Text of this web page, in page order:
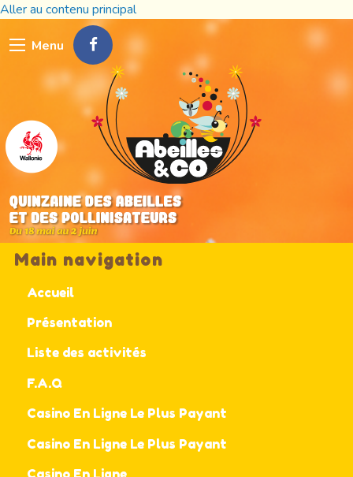
Aller au contenu principal
Menu
Main navigation
Accueil
Présentation
Liste des activités
F.A.Q
Casino En Ligne Le Plus Payant
Casino En Ligne Le Plus Payant
Casino En Ligne